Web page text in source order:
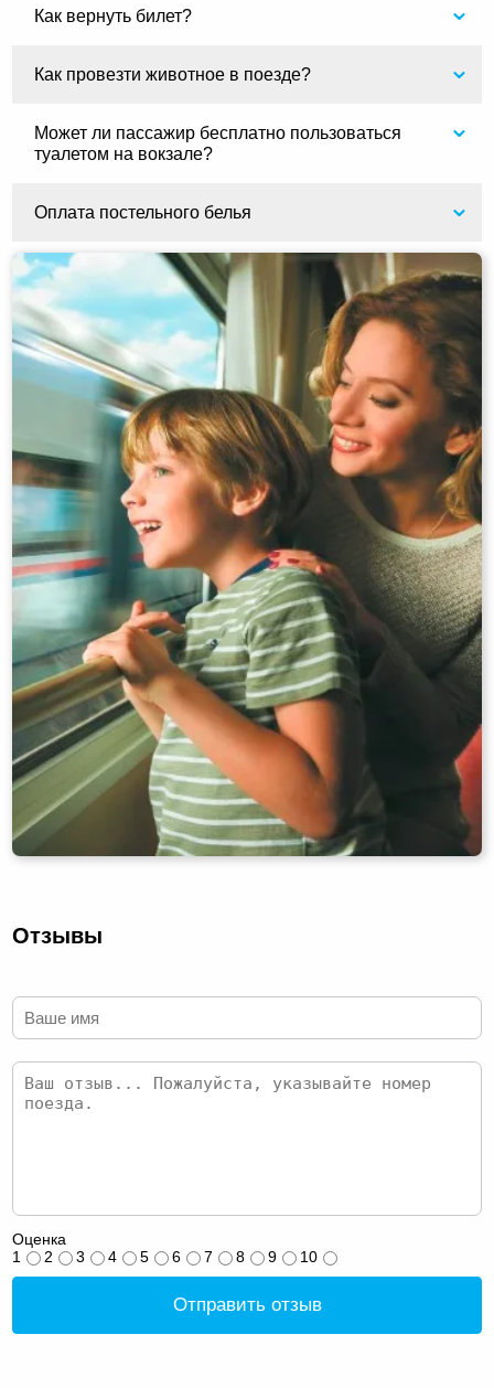
Как вернуть билет?
Как провезти животное в поезде?
Может ли пассажир бесплатно пользоваться
туалетом на вокзале?
Оплата постельного белья
Отзывы
Оценка
1
2 3 4 5 6 7 8 9 10
Отправить отзыв